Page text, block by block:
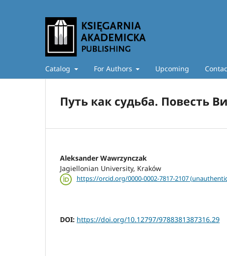
Catalog For Authors Upcoming
Путь как судьба. Повесть
Aleksander Wawrzynczak
Jagiellonian University, Kraków
https://orcid.org/0000-0002-7817-2107
DOI: https://doi.org/10.12797/9788381387316.29